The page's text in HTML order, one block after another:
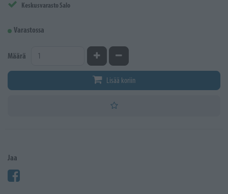
Keskusvarasto Salo
Varastossa
Määrä Kasvata määrääVähennä määrää
Lisää koriin
Jaa